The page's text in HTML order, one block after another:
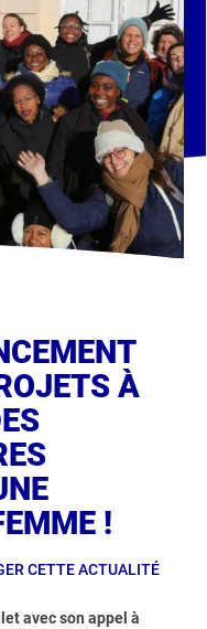
À
!
CETTE ACTUALITÉ
avec son appel à